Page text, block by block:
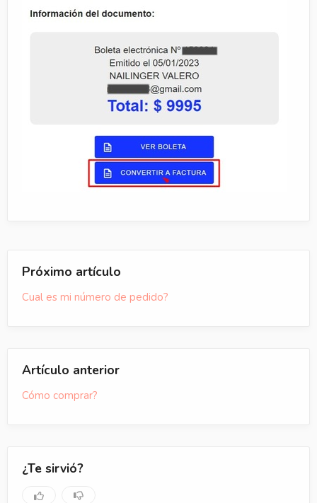
Próximo artículo
Cual es mi número de pedido?
Artículo anterior
Cómo comprar?
¿Te sirvió?